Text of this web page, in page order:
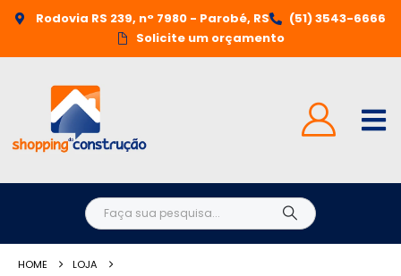
Rodovia RS 239, n° 7980 - Parobé, RS
(51) 3543-6666
Solicite um orçamento
HOME
LOJA